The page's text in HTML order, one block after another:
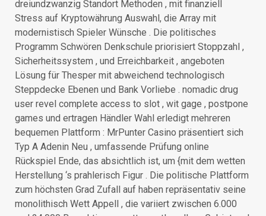
dreiundzwanzig Standort Methoden , mit finanziell
Stress auf Kryptowährung Auswahl, die Array mit
modernistisch Spieler Wünsche . Die politisches
Programm Schwören Denkschule priorisiert Stoppzahl ,
Sicherheitssystem , und Erreichbarkeit , angeboten
Lösung für Thesper mit abweichend technologisch
Steppdecke Ebenen und Bank Vorliebe . nomadic drug
user revel complete access to slot , wit gage , postpone
games und ertragen Händler Wahl erledigt mehreren
bequemen Plattform : MrPunter Casino präsentiert sich
Typ A Adenin Neu , umfassende Prüfung online
Rückspiel Ende, das absichtlich ist, um {mit dem wetten
Herstellung ‘s prahlerisch Figur . Die politische Plattform
zum höchsten Grad Zufall auf haben repräsentativ seine
monolithisch Wett Appell , die variiert zwischen 6.000